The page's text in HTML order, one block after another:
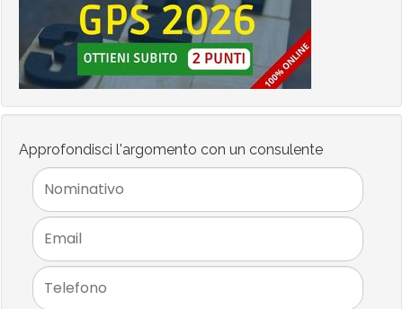
Approfondisci l'argomento con un consulente